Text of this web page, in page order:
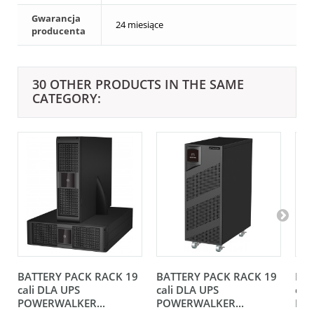
Gwarancja
producenta
24 miesiące
30 OTHER PRODUCTS IN THE SAME
CATEGORY:
BATTERY PACK RACK 19
cali DLA UPS
POWERWALKER...
BATTERY PACK RACK 19
cali DLA UPS
POWERWALKER...
cali